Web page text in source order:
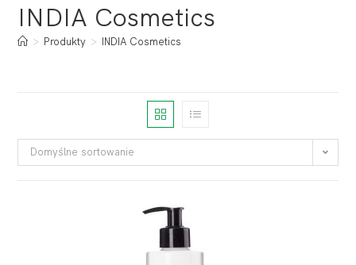
INDIA Cosmetics
> Produkty > INDIA Cosmetics
Domyślne sortowanie